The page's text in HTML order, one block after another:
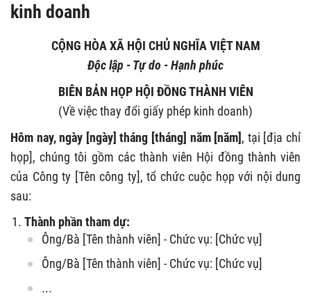
kinh doanh
CỘNG HÒA XÃ HỘI CHỦ NGHĨA VIỆT NAM
Độc lập - Tự do - Hạnh phúc
BIÊN BẢN HỌP HỘI ĐỒNG THÀNH VIÊN
(Về việc thay đổi giấy phép kinh doanh)
Hôm nay, ngày [ngày] tháng [tháng] năm [năm], tại [địa chỉ
họp], chúng tôi gồm các thành viên Hội đồng thành viên
của Công ty [Tên công ty], tổ chức cuộc họp với nội dung
sau:
Thành phần tham dự:
Ông/Bà [Tên thành viên] - Chức vụ: [Chức vụ]
Ông/Bà [Tên thành viên] - Chức vụ: [Chức vụ]
...